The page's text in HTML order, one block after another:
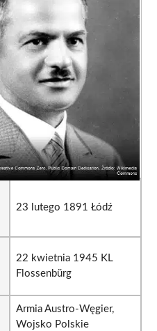
23 lutego 1891 Łódź
22 kwietnia 1945 KL
Flossenbürg
Armia Austro-Węgier,
Wojsko Polskie